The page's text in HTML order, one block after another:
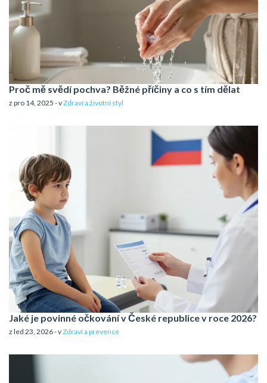
Proč mě svědí pochva? Běžné příčiny a co s tím dělat
z pro 14, 2025 - vZdraví a životní styl
Jaké je povinné očkování v České republice v roce 2026?
z led 23, 2026 - vZdraví a prevence